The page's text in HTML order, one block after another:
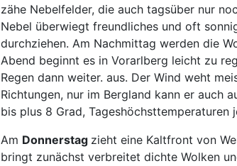
zähe Nebelfelder, die auch tagsüber nur
Nebel überwiegt freundliches und oft
durchziehen. Am Nachmittag werden die
Abend beginnt es in Vorarlberg leicht zu
Regen dann weiter. aus. Der Wind weht
Richtungen, nur im Bergland kann er auch
bis plus 8 Grad, Tageshöchsttemperaturen
Am Donnerstag zieht eine Kaltfront von
bringt zunächst verbreitet dichte Wolken